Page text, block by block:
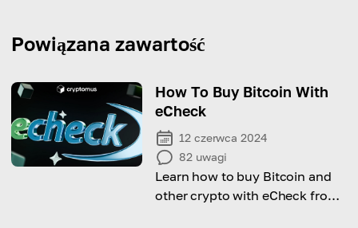
Powiązana zawartość
How To Buy Bitcoin With
eCheck
12 czerwca 2024
82 uwagi
Learn how to buy Bitcoin and
other crypto with eCheck from